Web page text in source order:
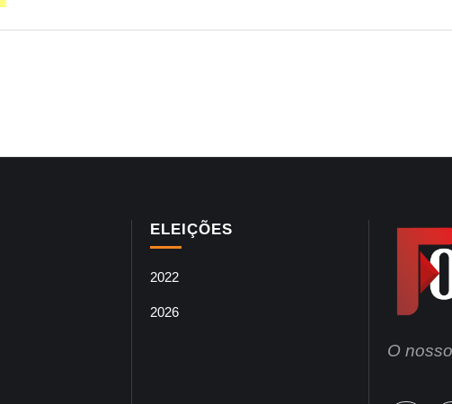
ELEIÇÕES
2022
2026
O